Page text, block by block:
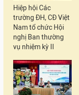
Hiệp hội Các
trường ĐH, CĐ Việt
Nam tổ chức Hội
nghị Ban thường
vụ nhiệm kỳ II